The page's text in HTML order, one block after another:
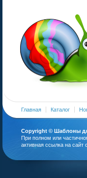
Главная Каталог
Copyright © Шаблоны
При полном или
активная ссылка на сайт